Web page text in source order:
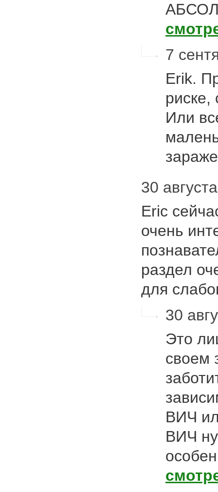
7
Erik.
риске,
Или
30
Eric
очень
раздел
для
30
Это
своем
ВИЧ
ВИЧ